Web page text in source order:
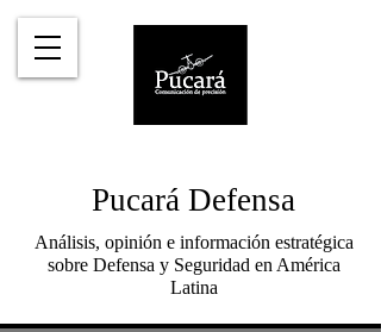
Pucará Defensa
Análisis, opinión e información estratégica
sobre Defensa y Seguridad en América
Latina